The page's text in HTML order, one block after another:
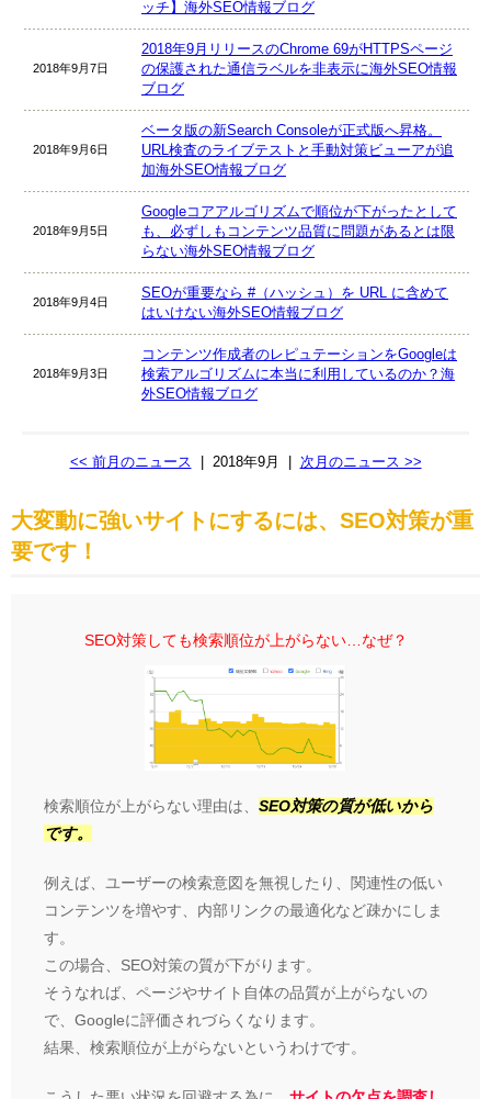
ッチ】海外SEO情報ブログ
2018年9月7日
2018年9月リリースのChrome 69がHTTPSページ
の保護された通信ラベルを非表示に海外SEO情報
ブログ
2018年9月6日
ベータ版の新Search Consoleが正式版へ昇格。
URL検査のライブテストと手動対策ビューアが追
加海外SEO情報ブログ
2018年9月5日
Googleコアアルゴリズムで順位が下がったとして
も、必ずしもコンテンツ品質に問題があるとは限
らない海外SEO情報ブログ
2018年9月4日
SEOが重要なら #（ハッシュ）を URL に含めて
はいけない海外SEO情報ブログ
2018年9月3日
コンテンツ作成者のレピュテーションをGoogleは
検索アルゴリズムに本当に利用しているのか？海
外SEO情報ブログ
<< 前月のニュース 2018年9月 次月のニュース >>
大変動に強いサイトにするには、SEO対策が重
要です！
SEO対策しても検索順位が上がらない…なぜ？
検索順位が上がらない理由は、 SEO対策の質が低いから
です。
例えば、ユーザーの検索意図を無視したり、関連性の低い
コンテンツを増やす、内部リンクの最適化など疎かにしま
す。
この場合、SEO対策の質が下がります。
そうなれば、ページやサイト自体の品質が上がらないの
で、Googleに評価されづらくなります。
結果、検索順位が上がらないというわけです。